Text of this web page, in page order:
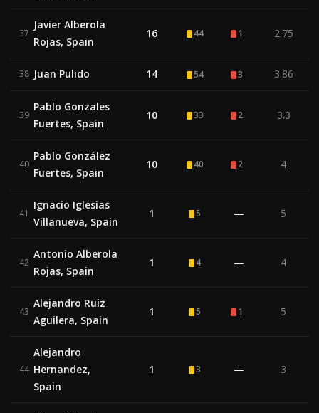
37
Javier Alberola
Rojas, Spain
16 44 1 2.75
38 Juan Pulido 14 54 3 3.86
39
Pablo Gonzales
Fuertes, Spain
10 33 2 3.3
40
Pablo González
Fuertes, Spain
10 40 2 4
41
Ignacio Iglesias
Villanueva, Spain
1 5 — 5
42
Antonio Alberola
Rojas, Spain
1 4 — 4
43
Alejandro Ruiz
Aguilera, Spain
1 5 1 5
44
Alejandro
Hernandez,
Spain
1 3 — 3